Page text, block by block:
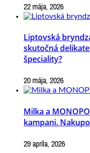
22 mája, 2026
Liptovská
skutočná
špeciality?
20 mája, 2026
Milka a
kampani.
29 apríla, 2026